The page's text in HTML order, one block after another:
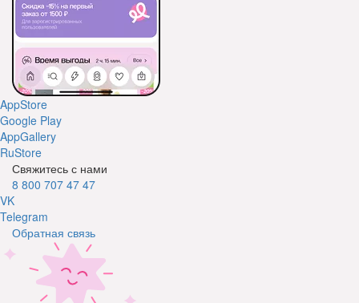
AppStore
Google Play
AppGallery
RuStore
Свяжитесь с нами
8 800 707 47 47
VK
Telegram
Обратная связь